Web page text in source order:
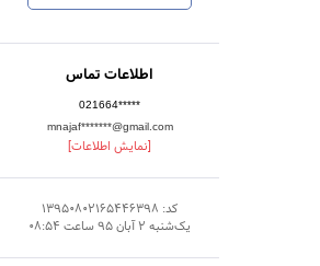
اطلاعات تماس
021664*****
mnajaf*******@gmail.com
[نمایش اطلاعات]
کد: 13950802165446398
یک‌شنبه 2 آبان 95 ساعت 08:54